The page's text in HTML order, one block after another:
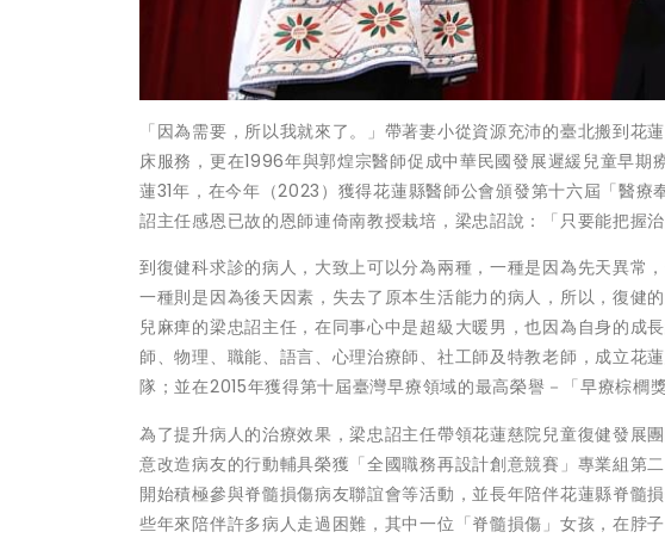
「因為需要，所以我就來了。」帶著妻小從資源充沛的臺北搬到
床服務，更在1996年與郭煌宗醫師促成中華民國發展遲緩兒童早
蓮31年，在今年（2023）獲得花蓮縣醫師公會頒發第十六屆「醫
詔主任感恩已故的恩師連倚南教授栽培，梁忠詔說：「只要能把握
到復健科求診的病人，大致上可以分為兩種，一種是因為先天異常
一種則是因為後天因素，失去了原本生活能力的病人，所以，復健
兒麻痺的梁忠詔主任，在同事心中是超級大暖男，也因為自身的成
師、物理、職能、語言、心理治療師、社工師及特教老師，成立花
隊；並在2015年獲得第十屆臺灣早療領域的最高榮譽－「早療棕櫚
為了提升病人的治療效果，梁忠詔主任帶領花蓮慈院兒童復健發
意改造病友的行動輔具榮獲「全國職務再設計創意競賽」專業組第
開始積極參與脊髓損傷病友聯誼會等活動，並長年陪伴花蓮縣脊髓
些年來陪伴許多病人走過困難，其中一位「脊髓損傷」女孩，在脖